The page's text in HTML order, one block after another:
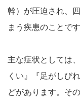
幹）が圧迫され、
まう疾患のことです
主な症状としては
くい』『足がしび
どがあります。そ